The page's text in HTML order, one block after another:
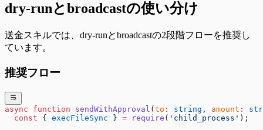
dry-runとbroadcastの使い分け
送金スキルでは、dry-runとbroadcastの2段階フローを推奨し
ています。
推奨フロー
async function sendWithApproval ( to : string , amount :
  const
{ execFileSync } = require ( 'child_process' );